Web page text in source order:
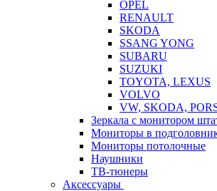
OPEL
RENAULT
SKODA
SSANG YONG
SUBARU
SUZUKI
TOYOTA, LEXUS
VOLVO
VW, SKODA,
Зеркала с монитором
Мониторы в
Мониторы потолочные
Наушники
ТВ-тюнеры
Аксессуары